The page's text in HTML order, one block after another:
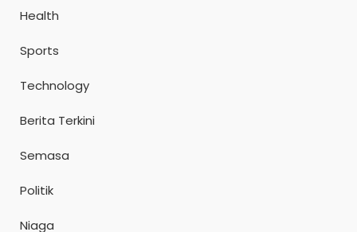
Health
Sports
Technology
Berita Terkini
Semasa
Politik
Niaga